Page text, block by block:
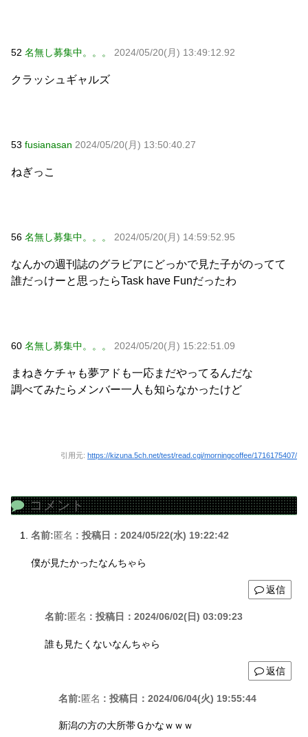
52 名無し募集中。。。 2024/05/20(月) 13:49:12.92
クラッシュギャルズ
53 fusianasan 2024/05/20(月) 13:50:40.27
ねぎっこ
56 名無し募集中。。。 2024/05/20(月) 14:59:52.95
なんかの週刊誌のグラビアにどっかで見た子がのってて
誰だっけーと思ったらTask have Funだったわ
60 名無し募集中。。。 2024/05/20(月) 15:22:51.09
まねきケチャも夢アドも一応まだやってるんだな
調べてみたらメンバー一人も知らなかったけど
引用元: https://kizuna.5ch.net/test/read.cgi/morningcoffee/1716175407/
コメント
名前:匿名 : 投稿日：2024/05/22(水) 19:22:42
僕が見たかったなんちゃら
返信
名前:匿名 : 投稿日：2024/06/02(日) 03:09:23
誰も見たくないなんちゃら
返信
名前:匿名 : 投稿日：2024/06/04(火) 19:55:44
新潟の方の大所帯Ｇかなｗｗｗ